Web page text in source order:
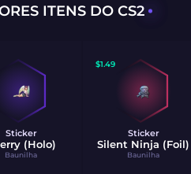
ITENS DO CS2
Sticker
(Holo)
Baunilha
$1.49
Sticker
Silent Ninja (Foil)
Baunilha